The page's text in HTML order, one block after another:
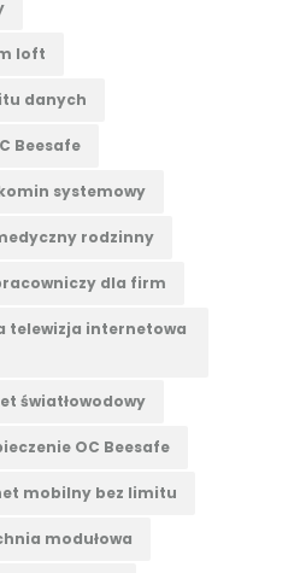
loft
danych
Beesafe
systemowy
rodzinny
dla firm
telewizja internetowa
światłowodowy
OC Beesafe
mobilny bez limitu
modułowa